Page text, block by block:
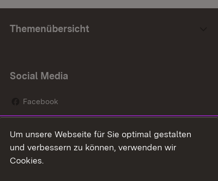
Themenübersicht
Social Media
Facebook
Social Wall
Youtube
Um unsere Webseite für Sie optimal gestalten
und verbessern zu können, verwenden wir
Cookies.